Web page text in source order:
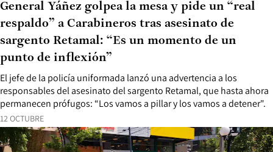
12 OCTUBRE
El jefe de la policía uniformada lanzó una advertencia a los
responsables del asesinato del sargento Retamal, que hasta ahora
permanecen prófugos: “Los vamos a pillar y los vamos a detener".
General Yáñez golpea la mesa y pide un “real
respaldo” a Carabineros tras asesinato de
sargento Retamal: “Es un momento de un
punto de inflexión”